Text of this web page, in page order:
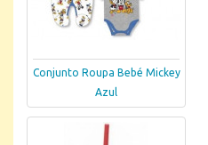
Conjunto Roupa Bebé Mickey
Azul